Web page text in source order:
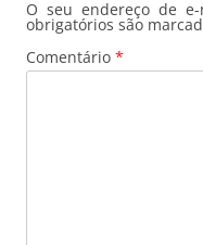
O seu endereço de
obrigatórios são
Comentário *